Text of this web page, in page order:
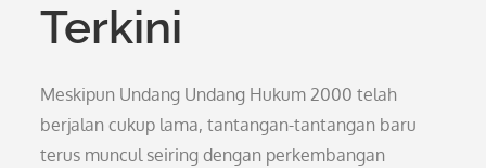
Terkini
Meskipun Undang Undang Hukum 2000 telah
berjalan cukup lama, tantangan-tantangan baru
terus muncul seiring dengan perkembangan